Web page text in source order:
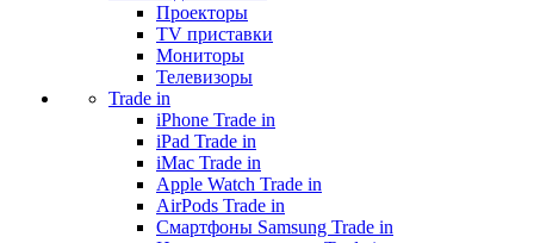
Проекторы
TV приставки
Мониторы
Телевизоры
Trade in
iPhone Trade in
iPad Trade in
iMac Trade in
Apple Watch Trade in
AirPods Trade in
Смартфоны Samsung Trade in